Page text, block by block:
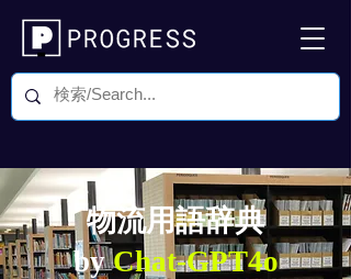
物流用語辞典
byChat-GPT4o